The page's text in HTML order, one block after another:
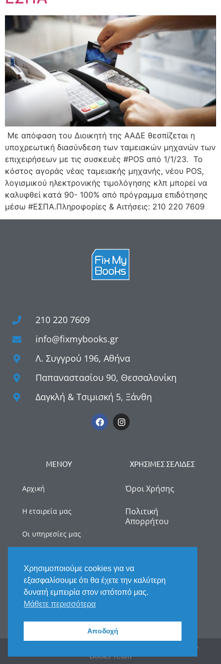
Με απόφαση του Διοικητή της ΑΑΔΕ θεσπίζεται η
υποχρεωτική διασύνδεση των ταμειακών μηχανών των
επιχειρήσεων με τις συσκευές #POS από 1/1/23. Το
κόστος αγοράς νέας ταμειακής μηχανής, νέου POS,
λογισμικού ηλεκτρονικής τιμολόγησης κλπ μπορεί να
καλυφθεί κατά 90- 100% από πρόγραμμα επιδότησης
μέσω #ΕΣΠΑ.Πληροφορίες & Αιτήσεις: 210 220 7609
210 220 7609
info@fixmybooks.gr
Λ. Συγγρού 196, Αθήνα
Παπαναστασίου 90, Θεσσαλονίκη
Δαγκλή & Τσιμισκή 5, Ξάνθη
ΜΕΝΟΥ
Αρχική
Η εταιρεία μας
Οι υπηρεσίες μας
Νέα
Επικοινωνία
ΧΡΗΣΙΜΕΣ ΣΕΛΙΔΕΣ
Όροι Χρήσης
Πολιτική
Απορρήτου
2025 © All rights reserved. Handcrafted by Fix My
Books Team
Χρησιμοποιούμε cookies για να
εξασφαλίσουμε ότι θα έχετε την καλύτερη
δυνατή εμπειρία στον ιστότοπό μας.
Μάθετε περισσότερα
Αποδοχή